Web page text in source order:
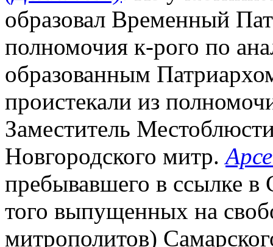
образовал Временный
полномочия к-рого по
образованным
проистекали из
Заместитель
Новгородского митр.
пребывавшего в ссылке в
того выпущенных на
митрополитов)